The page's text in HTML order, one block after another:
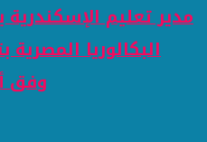
مدير تعليم
البكالوريا
وفق